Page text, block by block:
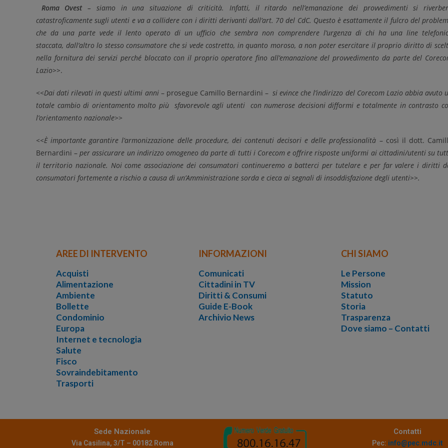
Roma Ovest– siamo in una situazione di criticità. Infatti, il ritardo nell’emanazione dei provvedimenti si
catastroficamente sugli utenti e va a collidere con i diritti derivanti dall’art. 70 del CdC. Questo è esattamente il fulcro del
che da una parte vede il lento operato di un ufficio che sembra non comprendere l’urgenza di chi ha una line
staccata, dall’altro lo stesso consumatore che si vede costretto, in quanto moroso, a non poter esercitare il proprio diritto di
nella fornitura dei servizi perché bloccato con il proprio operatore fino all’emanazione del provvedimento da parte del
Lazio>>.
<<Dai dati rilevati in questi ultimi anni – prosegue Camillo Bernardini –si evince che l’indirizzo del Corecom Lazio abbia avuto
totale cambio di orientamento molto più sfavorevole agli utenti con numerose decisioni difformi e totalmente in contrasto
l’orientamento nazionale>>
<<È importante garantire l’armonizzazione delle procedure, dei contenuti decisori e delle professionalità – così il dott.
Bernardini –per assicurare un indirizzo omogeneo da parte di tutti i Corecom e offrire risposte uniformi ai cittadini/utenti su
il territorio nazionale. Noi come associazione dei consumatori continueremo a batterci per tutelare e per far valere i diritti
consumatori fortemente a rischio a causa di un’Amministrazione sorda e cieca ai segnali di insoddisfazione degli utenti>>.
AREE DI INTERVENTO
Acquisti
Alimentazione
Ambiente
Bollette
Condominio
Europa
Internet e tecnologia
Salute
Fisco
Sovraindebitamento
Trasporti
INFORMAZIONI
Comunicati
Cittadini in TV
Diritti & Consumi
Guide E-Book
Archivio News
CHI SIAMO
Le Persone
Mission
Statuto
Storia
Trasparenza
Dove siamo – Contatti
Sede Nazionale
Via Casilina, 3/T – 00182 Roma
Contatti
Pec: info@pec.mdc.it